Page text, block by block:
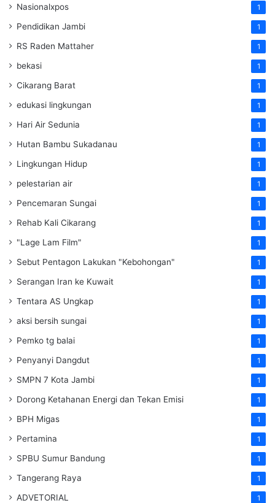
Nasionalxpos 1
Pendidikan Jambi 1
RS Raden Mattaher 1
bekasi 1
Cikarang Barat 1
edukasi lingkungan 1
Hari Air Sedunia 1
Hutan Bambu Sukadanau 1
Lingkungan Hidup 1
pelestarian air 1
Pencemaran Sungai 1
Rehab Kali Cikarang 1
"Lage Lam Film" 1
Sebut Pentagon Lakukan "Kebohongan" 1
Serangan Iran ke Kuwait 1
Tentara AS Ungkap 1
aksi bersih sungai 1
Pemko tg balai 1
Penyanyi Dangdut 1
SMPN 7 Kota Jambi 1
Dorong Ketahanan Energi dan Tekan Emisi 1
BPH Migas 1
Pertamina 1
SPBU Sumur Bandung 1
Tangerang Raya 1
ADVETORIAL 1